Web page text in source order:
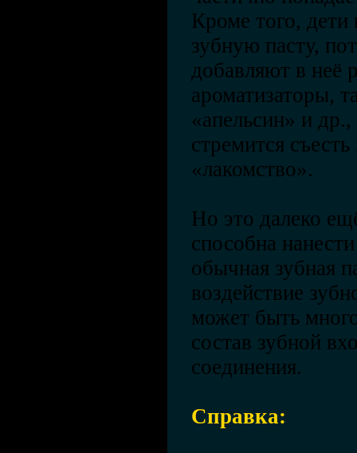
Кроме того, дети
зубную пасту,
добавляют в неё
ароматизаторы,
«апельсин» и
стремится
«лакомство».
Но это далеко
способна
обычная зубная
воздействие
может быть
состав зубной
соединения.
Справка: